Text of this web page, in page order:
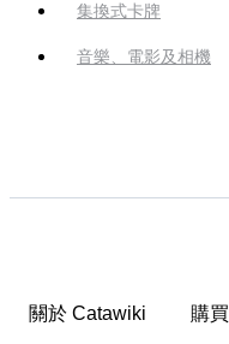
集換式卡牌
音樂、電影及相機
關於 Catawiki 購買